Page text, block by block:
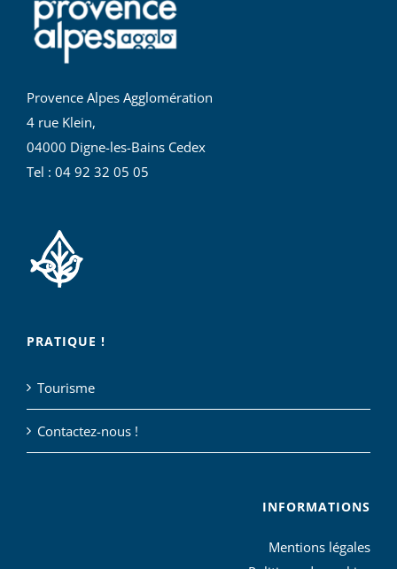
Provence Alpes Agglomération
4 rue Klein,
04000 Digne-les-Bains Cedex
Tel : 04 92 32 05 05
PRATIQUE !
Tourisme
Contactez-nous !
INFORMATIONS
Mentions légales